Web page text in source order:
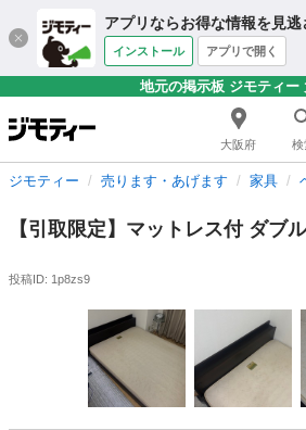
アプリならお得な情報を見逃
インストール アプリで開く
地元の掲示板 ジモティー
大阪府 検
ジモティー 売ります・あげます 家具
【引取限定】マットレス付 ダブ
投稿ID: 1p8zs9